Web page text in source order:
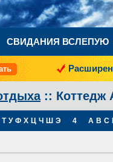
СВИДАНИЯ ВСЛЕПУЮ
:: Коттедж
Т У Ф Х Ц Ч Ш Э 4 A B C